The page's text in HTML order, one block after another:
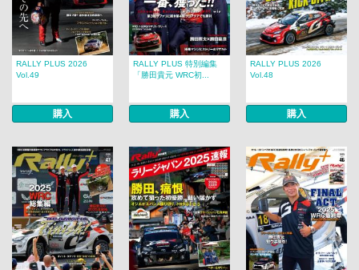
RALLY PLUS 2026
Vol.49
購入
RALLY PLUS 特別編集
「勝田貴元 WRC初...
購入
RALLY PLUS 2026
Vol.48
購入